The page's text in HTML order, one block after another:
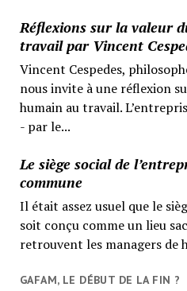
Réflexions sur la valeur
travail par Vincent
Vincent Cespedes,
nous invite à une réflexion
humain au travail.
- par le...
Le siège social de
commune
Il était assez usuel que le
soit conçu comme un lieu
retrouvent les managers de
GAFAM, LE DÉBUT DE LA FIN ?